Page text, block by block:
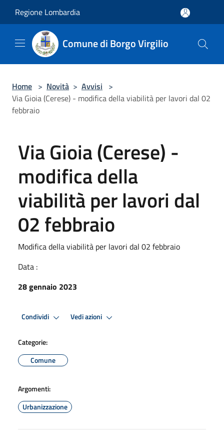
Regione Lombardia
Comune di Borgo Virgilio
Home > Novità > Avvisi >
Via Gioia (Cerese) - modifica della viabilità per lavori dal 02
febbraio
Via Gioia (Cerese) -
modifica della
viabilità per lavori dal
02 febbraio
Modifica della viabilità per lavori dal 02 febbraio
Data :
28 gennaio 2023
Condividi Vedi azioni
Categorie:
Comune
Argomenti:
Urbanizzazione